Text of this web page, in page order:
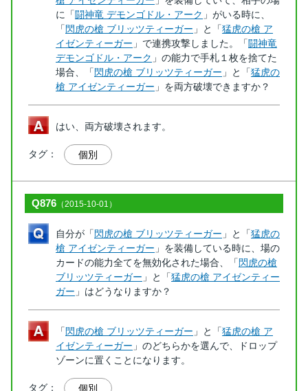
に「闘神竜 デモンゴドル・アーク 」がいる時に、
「閃虎の槍 ブリッツティーガー 」と「猛虎の槍 ア
イゼンティーガー 」で連携攻撃しました。「闘神竜
デモンゴドル・アーク 」の能力で手札１枚を捨てた
場合、「閃虎の槍 ブリッツティーガー 」と「猛虎の
槍 アイゼンティーガー 」を両方破壊できますか？
はい、両方破壊されます。
タグ： 個別
Q876 （2015-10-01）
自分が「閃虎の槍 ブリッツティーガー 」と「猛虎の
槍 アイゼンティーガー 」を装備している時に、場の
カードの能力全てを無効化された場合、「閃虎の槍
ブリッツティーガー 」と「猛虎の槍 アイゼンティー
ガー 」はどうなりますか？
「閃虎の槍 ブリッツティーガー 」と「猛虎の槍 ア
イゼンティーガー 」のどちらかを選んで、ドロップ
ゾーンに置くことになります。
タグ： 個別